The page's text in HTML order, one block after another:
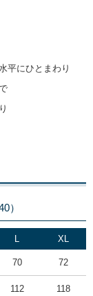
平にひとまわり
）
L XL
70 72
112 118